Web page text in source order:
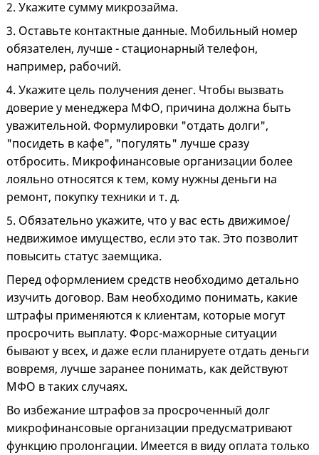
2. Укажите сумму микрозайма.
3. Оставьте контактные данные. Мобильный номер
обязателен, лучше - стационарный телефон,
например, рабочий.
4. Укажите цель получения денег. Чтобы вызвать
доверие у менеджера МФО, причина должна быть
уважительной. Формулировки "отдать долги",
"посидеть в кафе", "погулять" лучше сразу
отбросить. Микрофинансовые организации более
лояльно относятся к тем, кому нужны деньги на
ремонт, покупку техники и т. д.
5. Обязательно укажите, что у вас есть движимое/
недвижимое имущество, если это так. Это позволит
повысить статус заемщика.
Перед оформлением средств необходимо детально
изучить договор. Вам необходимо понимать, какие
штрафы применяются к клиентам, которые могут
просрочить выплату. Форс-мажорные ситуации
бывают у всех, и даже если планируете отдать деньги
вовремя, лучше заранее понимать, как действуют
МФО в таких случаях.
Во избежание штрафов за просроченный долг
микрофинансовые организации предусматривают
функцию пролонгации. Имеется в виду оплата только